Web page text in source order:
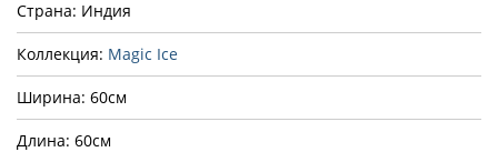
Страна: Индия
Коллекция: Magic Ice
Ширина: 60см
Длина: 60см